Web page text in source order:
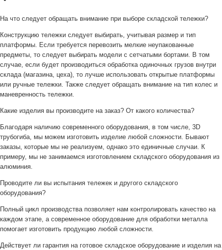
На что следует обращать внимание при выборе складской тележки?
Конструкцию тележки следует выбирать, учитывая размер и тип
платформы. Если требуется перевозить мелкие неупакованные
предметы, то следует выбирать модели с сетчатыми бортами. В том
случае, если будет производиться обработка одиночных грузов внутри
склада (магазина, цеха), то лучше использовать открытые платформы
или ручные тележки. Также следует обращать внимание на тип колес и
маневренность тележки.
Какие изделия вы производите на заказ? От какого количества?
Благодаря наличию современного оборудования, в том числе, 3D
трубогиба, мы можем изготовить изделие любой сложности. Бывают
заказы, которые мы не реализуем, однако это единичные случаи. К
примеру, мы не занимаемся изготовлением складского оборудования из
алюминия.
Проводите ли вы испытания тележек и другого складского
оборудования?
Полный цикл производства позволяет нам контролировать качество на
каждом этапе, а современное оборудование для обработки металла
помогает изготовить продукцию любой сложности.
Действует ли гарантия на готовое складское оборудование и изделия на